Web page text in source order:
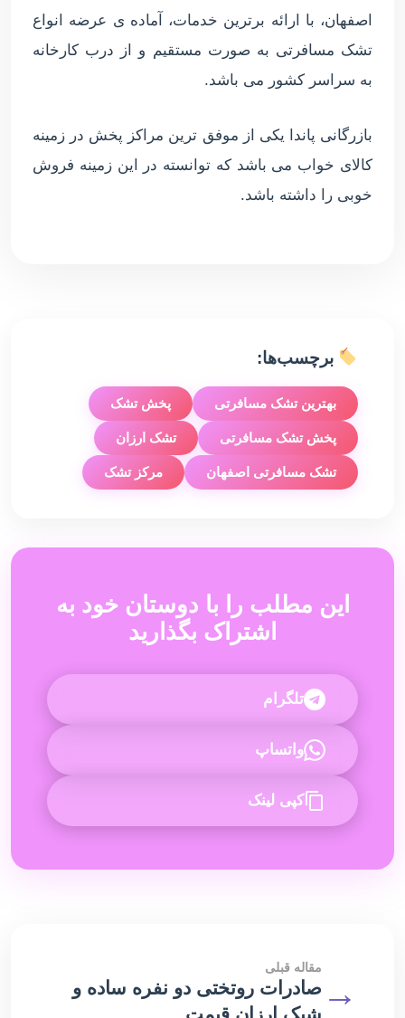
اصفهان، با ارائه برترین خدمات، آماده ی عرضه انواع
تشک مسافرتی به صورت مستقیم و از درب کارخانه
به سراسر کشور می باشد.
بازرگانی پاندا یکی از موفق ترین مراکز پخش در زمینه
کالای خواب می باشد که توانسته در این زمینه فروش
خوبی را داشته باشد.
برچسب‌ها:
بهترین تشک مسافرتی پخش تشک
پخش تشک مسافرتی تشک ارزان
تشک مسافرتی اصفهان مرکز تشک
این مطلب را با دوستان خود به
اشتراک بگذارید
تلگرام
واتساپ
کپی لینک
→
مقاله قبلی
صادرات روتختی دو نفره ساده و
شیک ارزان قیمت